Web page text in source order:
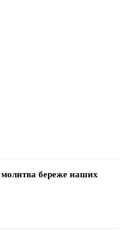
молитва береже наших